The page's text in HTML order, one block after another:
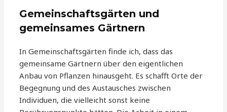
Gemeinschaftsgärten und
gemeinsames Gärtnern
In Gemeinschaftsgärten finde ich, dass das
gemeinsame Gärtnern über den eigentlichen
Anbau von Pflanzen hinausgeht. Es schafft Orte der
Begegnung und des Austausches zwischen
Individuen, die vielleicht sonst keine